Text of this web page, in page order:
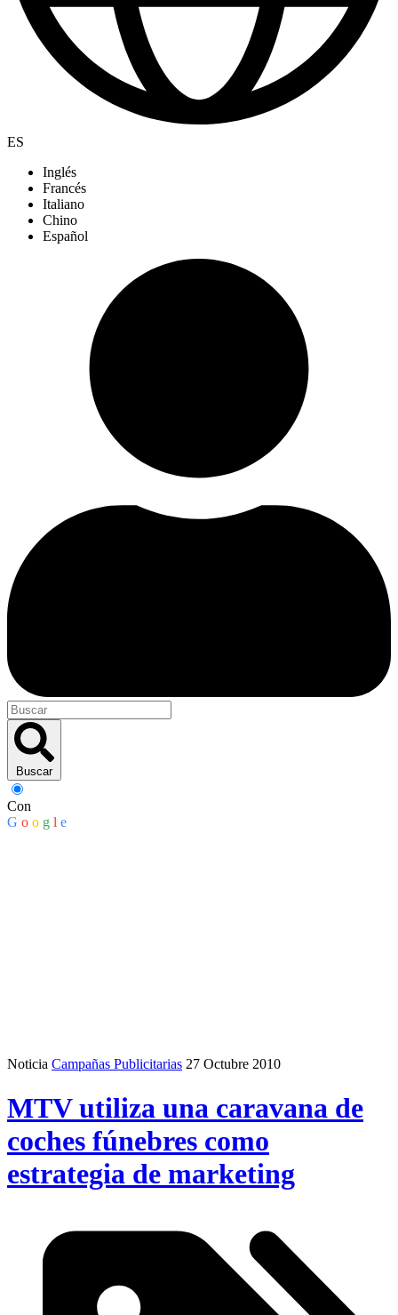
ES
Inglés
Francés
Italiano
Chino
Español
Buscar
Con
G o o g l e
Noticia Campañas Publicitarias 27 Octubre 2010
MTV utiliza una caravana de
coches fúnebres como
estrategia de marketing